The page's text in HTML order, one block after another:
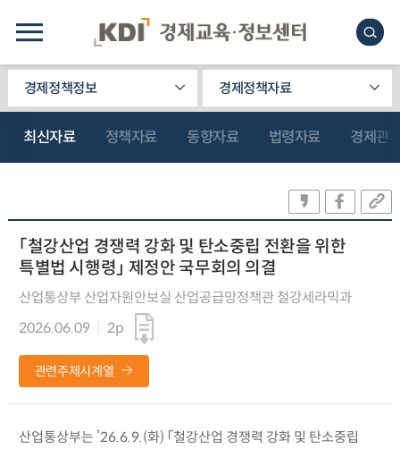
경제정책정보 경제정책자료
최신자료 정책자료 동향자료 법령자료 경제관
「철강산업 경쟁력 강화 및 탄소중립 전환을 위한
특별법 시행령」 제정안 국무회의 의결
산업통상부 산업자원안보실 산업공급망정책관 철강세라믹과
2026.06.09
2p
관련주제시계열
산업통상부는 ’26.6.9.(화) 「철강산업 경쟁력 강화 및 탄소중립